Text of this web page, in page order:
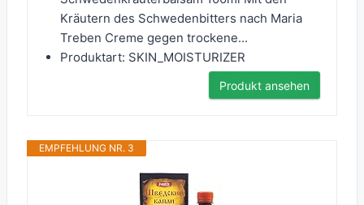
Kräutern des Schwedenbitters nach Maria
Treben Creme gegen trockene...
Produktart: SKIN_MOISTURIZER
Produkt ansehen
EMPFEHLUNG NR. 3